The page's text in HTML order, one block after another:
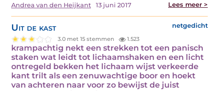
Andrea van den Heijkant 13 juni 2017 Lees meer >
Uit de kast netgedicht
3.0 met 15 stemmen 1.523
krampachtig nekt een strekken tot een panisch
staken wat leidt tot lichaamshaken en een licht
ontregeld bekken het lichaam wijst verkeerde
kant trilt als een zenuwachtige boor en hoekt
van achteren naar voor zo bewijst de juist